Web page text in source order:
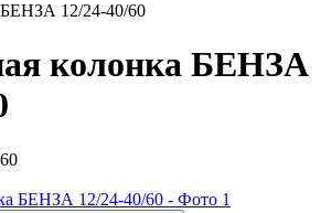
БЕНЗА 12/24-40/60
колонка БЕНЗА